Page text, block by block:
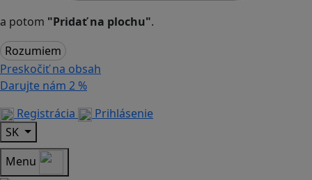
a potom "Pridať na plochu".
Rozumiem
Preskočiť na obsah
Darujte nám 2 %
Registrácia
Prihlásenie
SK
Menu